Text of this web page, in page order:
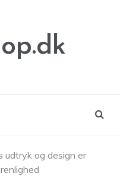
udtryk og design er